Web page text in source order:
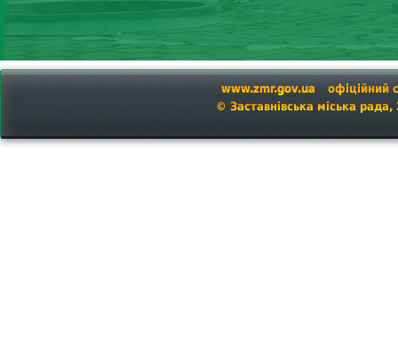
www.zmr.gov.ua
офіційний
© Заставнівська міська рада,